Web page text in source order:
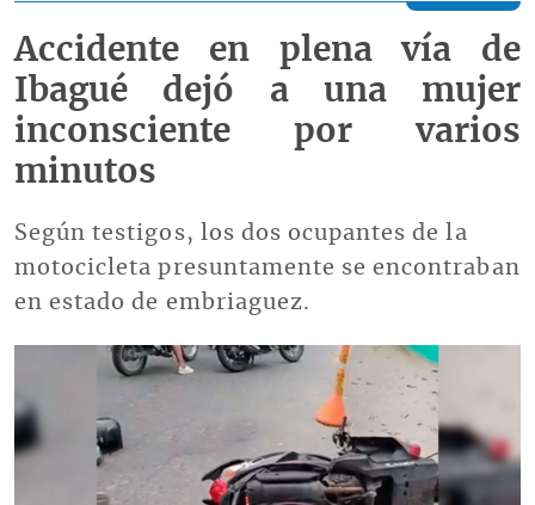
Accidente en plena vía de
Ibagué dejó a una mujer
inconsciente por varios
minutos
Según testigos, los dos ocupantes de la
motocicleta presuntamente se encontraban
en estado de embriaguez.